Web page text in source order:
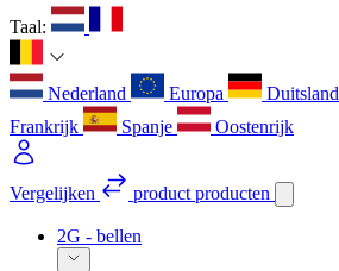
Taal:
Nederland Europa Duitsland
Frankrijk
Spanje Oostenrijk
Vergelijken product producten
2G - bellen